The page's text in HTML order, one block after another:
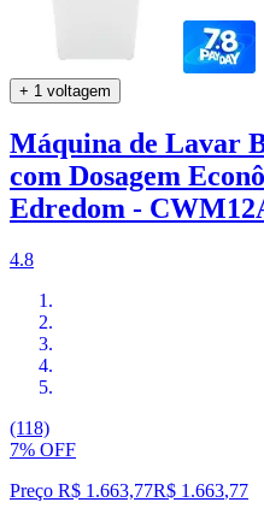
+ 1 voltagem
Máquina de Lavar
com Dosagem
Edredom -
4.8
(118)
7% OFF
Preço R$ 1.663,77R$ 1.663,77